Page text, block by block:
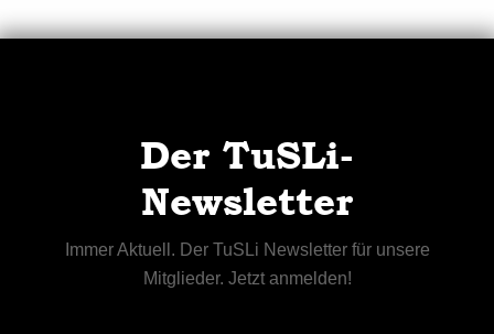
Der TuSLi-
Newsletter
Immer Aktuell. Der TuSLi Newsletter für unsere
Mitglieder. Jetzt anmelden!